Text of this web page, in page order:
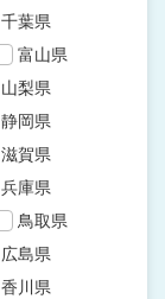
千葉県
富山県
山梨県
静岡県
滋賀県
兵庫県
鳥取県
広島県
香川県